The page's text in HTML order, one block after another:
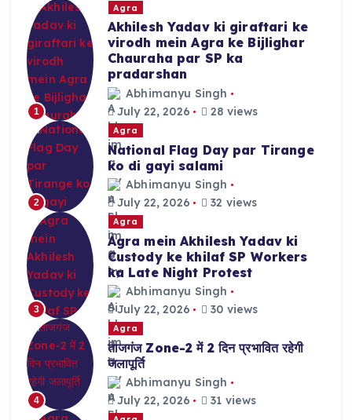
k
1
Agra
Akhilesh Yadav ki giraftari ke
virodh mein Agra ke Bijlighar
Chauraha par SP ka
pradarshan
Abhimanyu Singh
July 22, 2026
28 views
2
Agra
National Flag Day par Tirange
ko di gayi salami
Abhimanyu Singh
July 22, 2026
32 views
3
Agra
Agra mein Akhilesh Yadav ki
Custody ke khilaf SP Workers
ka Late Night Protest
Abhimanyu Singh
July 22, 2026
30 views
4
Agra
ताजगंज Zone-2 में 2 दिन प्रभावित रहेगी
जलापूर्ति
Abhimanyu Singh
July 22, 2026
31 views